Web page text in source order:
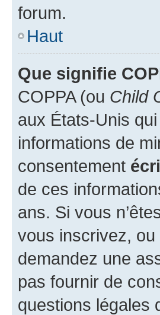
forum.
Haut
Que signifie
COPPA (ou Child
aux États-Unis
informations de
consentement
de ces
ans. Si vous
vous inscrivez,
demandez une
pas fournir de
questions légales